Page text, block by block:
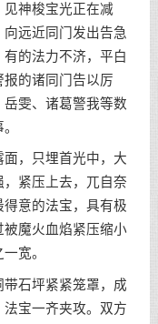
神梭宝光正在减
远近同门发出告急
的法力不济，平白
的诸同门告以厉
雯、诸葛警我等数
，只埋首光中，大
紧压上去，兀自奈
意的法宝，具有极
魔火血焰紧压缩小
宽。
石坪紧紧笼罩，成
法宝一齐夹攻。双方